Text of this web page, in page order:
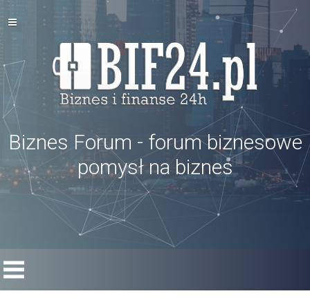
Biznes Forum - forum biznesowe
pomysł na biznes